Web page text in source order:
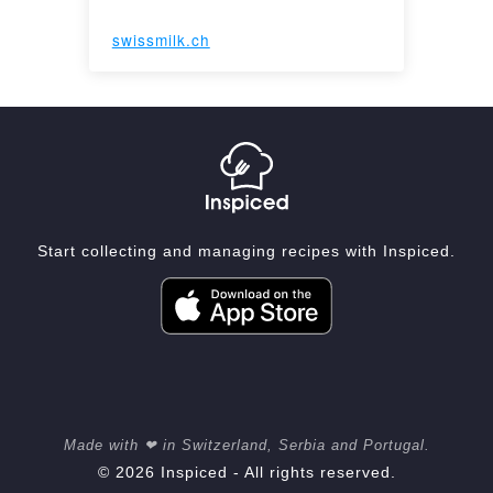
swissmilk.ch
Start collecting and managing recipes with Inspiced.
Made with ❤ in Switzerland, Serbia and Portugal.
© 2026 Inspiced - All rights reserved.